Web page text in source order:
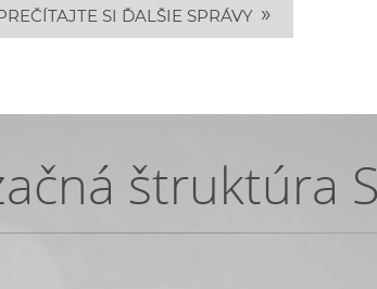
SI ĎALŠIE SPRÁVY »
štruktúra